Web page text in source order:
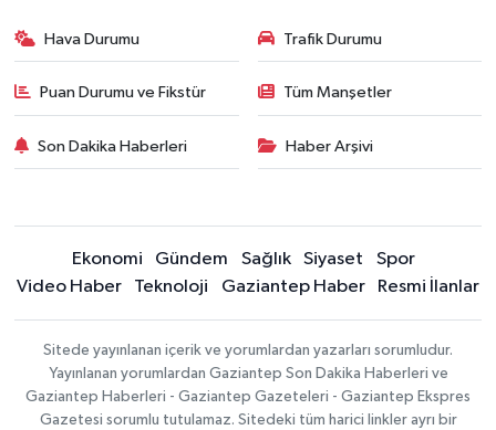
Hava Durumu Trafik Durumu
Puan Durumu ve Fikstür Tüm Manşetler
Son Dakika Haberleri Haber Arşivi
Ekonomi Gündem Sağlık Siyaset
Spor
Video Haber
Teknoloji Gaziantep Haber Resmi İlanlar
Sitede yayınlanan içerik ve yorumlardan yazarları sorumludur.
Yayınlanan yorumlardan Gaziantep Son Dakika Haberleri ve
Gaziantep Haberleri - Gaziantep Gazeteleri - Gaziantep Ekspres
Gazetesi sorumlu tutulamaz. Sitedeki tüm harici linkler ayrı bir